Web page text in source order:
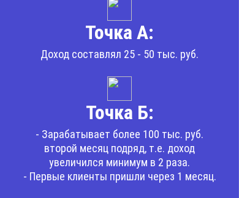
Точка А:
Доход составлял 25 - 50 тыс. руб.
Точка Б:
- Зарабатывает более 100 тыс. руб.
второй месяц подряд, т.е. доход
увеличился минимум в 2 раза.
- Первые клиенты пришли через 1 месяц.